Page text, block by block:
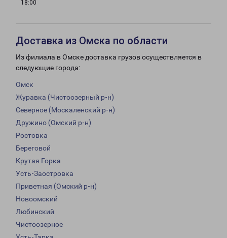
18:00
Доставка из Омска по области
Из филиала в Омске доставка грузов осуществляется в
следующие города:
Омск
Журавка (Чистоозерный р-н)
Северное (Москаленский р-н)
Дружино (Омский р-н)
Ростовка
Береговой
Крутая Горка
Усть-Заостровка
Приветная (Омский р-н)
Новоомский
Любинский
Чистоозерное